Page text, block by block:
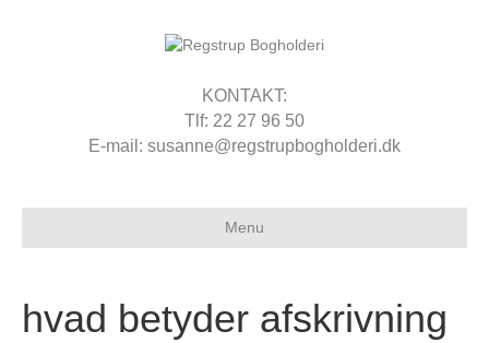
KONTAKT:
Tlf: 22 27 96 50
E-mail: susanne@regstrupbogholderi.dk
Menu
hvad betyder afskrivning